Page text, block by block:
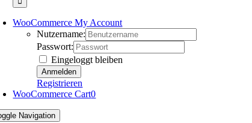
WooCommerce My Account
Nutzername:
Passwort:
Eingeloggt bleiben
Registrieren
WooCommerce Cart0
Navigation